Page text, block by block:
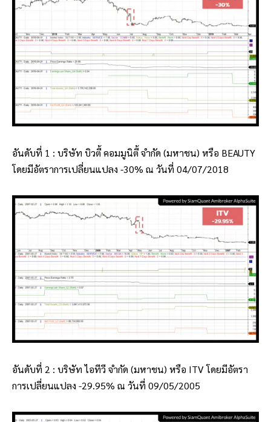
อันดับที่ 1 : บริษัท บิวตี้ คอมมูนิตี้ จำกัด (มหาชน) หรือ BEAUTY
โดยมีอัตราการเปลี่ยนแปลง -30% ณ วันที่ 04/07/2018
อันดับที่ 2 : บริษัท ไอทีวี จำกัด (มหาชน) หรือ ITV โดยมีอัตรา
การเปลี่ยนแปลง -29.95% ณ วันที่ 09/05/2005